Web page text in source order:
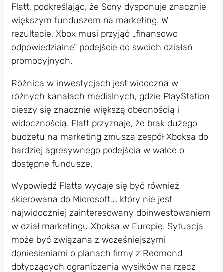
Flatt, podkreślając, że Sony dysponuje znacznie
większym funduszem na marketing. W
rezultacie, Xbox musi przyjąć „finansowo
odpowiedzialne” podejście do swoich działań
promocyjnych.
Różnica w inwestycjach jest widoczna w
różnych kanałach medialnych, gdzie PlayStation
cieszy się znacznie większą obecnością i
widocznością. Flatt przyznaje, że brak dużego
budżetu na marketing zmusza zespół Xboksa do
bardziej agresywnego podejścia w walce o
dostępne fundusze.
Wypowiedź Flatta wydaje się być również
skierowana do Microsoftu, który nie jest
najwidoczniej zainteresowany doinwestowaniem
w dział marketingu Xboksa w Europie. Sytuacja
może być związana z wcześniejszymi
doniesieniami o planach firmy z Redmond
dotyczących ograniczenia wysiłków na rzecz